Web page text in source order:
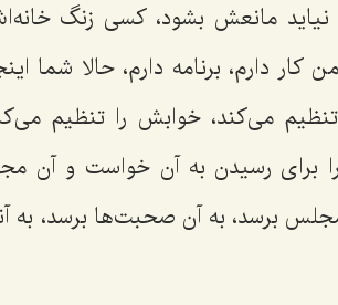
مانعش بشود، کسی زنگ
کار دارم، برنامه دارم، حالا شما
می‌کند، خوابش را تنظیم
را برای رسیدن به آن خواست و آن
برسد، به آن صحبت‌ها برسد، به